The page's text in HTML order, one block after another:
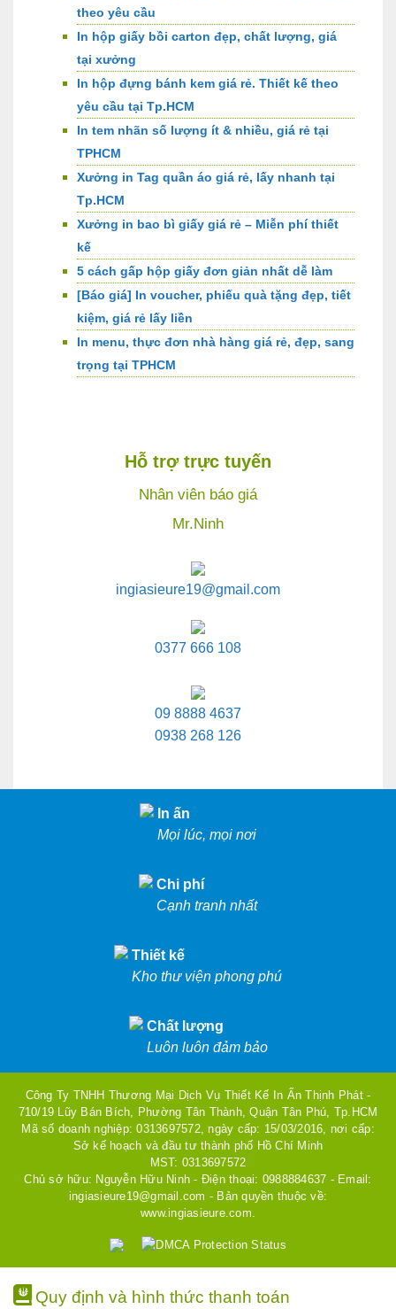
theo yêu cầu
In hộp giấy bồi carton đẹp, chất lượng, giá
tại xưởng
In hộp đựng bánh kem giá rẻ. Thiết kế theo
yêu cầu tại Tp.HCM
In tem nhãn số lượng ít & nhiều, giá rẻ tại
TPHCM
Xưởng in Tag quần áo giá rẻ, lấy nhanh tại
Tp.HCM
Xưởng in bao bì giấy giá rẻ – Miễn phí thiết
kế
5 cách gấp hộp giấy đơn giản nhất dễ làm
[Báo giá] In voucher, phiếu quà tặng đẹp, tiết
kiệm, giá rẻ lấy liền
In menu, thực đơn nhà hàng giá rẻ, đẹp, sang
trọng tại TPHCM
Hỗ trợ trực tuyến
Nhân viên báo giá
Mr.Ninh
ingiasieure19@gmail.com
0377 666 108
09 8888 4637
0938 268 126
In ấn
Mọi lúc, mọi nơi
Chi phí
Cạnh tranh nhất
Thiết kế
Kho thư viện phong phú
Chất lượng
Luôn luôn đảm bảo
Công Ty TNHH Thương Mại Dịch Vụ Thiết Kế In Ấn Thịnh Phát -
710/19 Lũy Bán Bích, Phường Tân Thành, Quận Tân Phú, Tp.HCM
Mã số doanh nghiệp: 0313697572, ngày cấp: 15/03/2016, nơi cấp:
Sở kế hoạch và đầu tư thành phố Hồ Chí Minh
MST: 0313697572
Chủ sở hữu: Nguyễn Hữu Ninh - Điện thoại: 0988884637 - Email:
ingiasieure19@gmail.com - Bản quyền thuộc về:
www.ingiasieure.com.
Quy định và hình thức thanh toán